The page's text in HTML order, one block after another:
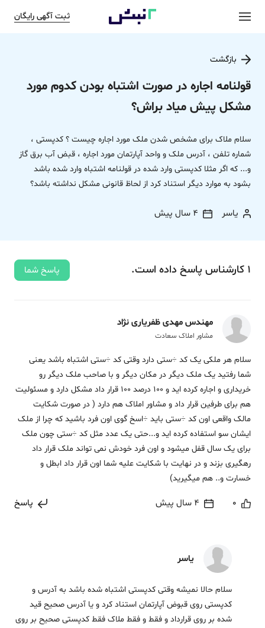
ثبت آگهی رایگان
بازگشت
قولنامه اجاره در صورت اشتباه بودن کدوم مورد
مشکل پیش میاد براش؟
سلام ملاک برای مشخص شدن ملک مورد اجاره چیست ؟ کدپستی ،
شماره تلفن ، آدرس ملک و واحد آپارتمان مورد اجاره ، قبض آب برق گاز
و... که اگر مثلا کدپستی وارد شده در قولنامه اشتباه وارد شده باشد
بشود به موارد دیگر استناد کرد از لحاظ قانونی مشکل نداشته باشد؟
یاسر 4 سال پیش
1 کارشناس پاسخ داده‌ است. پاسخ شما
مهندس مهدی ظفریاری نژاد
مشاور املاک سعادت
سلام هر ملکی یک کد ÷ستی دارد وقتی کد ÷ستی اشتباه باشد یعنی
شما رفتید یک ملک دیگر در مکان دیگر و با صاحب ملک دیگر رو
خریداری و اجاره کرده اید و 100 درصد 100 قرار داد مشکل دارد و مسئولیت
هم برای طرفین قرار داد و مشاور املاک هم دارد ( در صورت شکایت
مالک واقعی اون کد ÷ستی باید ÷اسخ گوی اون فرد باشید که چرا از ملک
ایشان سو استفاده کرده اید و...حتی یک عدد مثل کد ÷ستی چون ملک
برای یک سال قفل میشود و اون فرد خودش نمی تواند ملک قرار داد
رهگیری بزند و در نهایت با شکایت علیه شما اون قرار داد ابطل و
خسارت و.. هم میگیرید)
0 4 سال پیش پاسخ
یاسر
سلام حالا نمیشه وقتی کدپستی اشتباه شده باشد به آدرس و
کدپستی روی قبوض آپارتمان استناد کرد و یا آدرس صحیح قید
شده بر روی قرارداد و فقط و فقط ملاک فقط کدپستی صحیح بر روی